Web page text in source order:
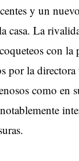
y un
casa. La
con la
por la
como en